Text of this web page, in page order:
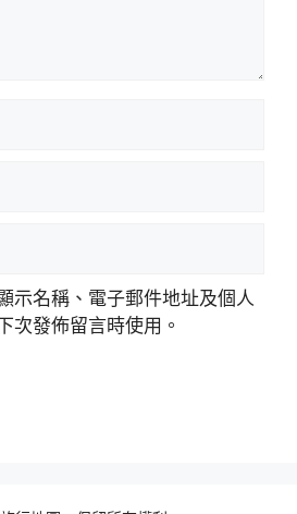
示名稱、電子郵件地址及個人
次發佈留言時使用。